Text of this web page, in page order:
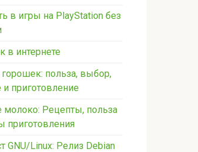
в игры на PlayStation без
в интернете
польза, выбор,
и приготовление
молоко: Рецепты, польза
приготовления
GNU/Linux: Релиз Debian